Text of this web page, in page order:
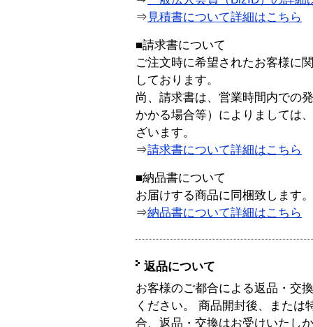
⇒ 見積書について詳細はこちら
■請求書について
ご注文時に希望されたお客様に
しております。
尚、請求書は、営業時間内での
かかる場合等）によりましては
ざいます。
⇒請求書について詳細はこちら
■納品書について
お届けする商品に同梱致します。
⇒納品書について詳細はこちら
返品について
お客様のご都合による返品・交
ください。 商品開封後、または
合、返品・交換はお受けいたし